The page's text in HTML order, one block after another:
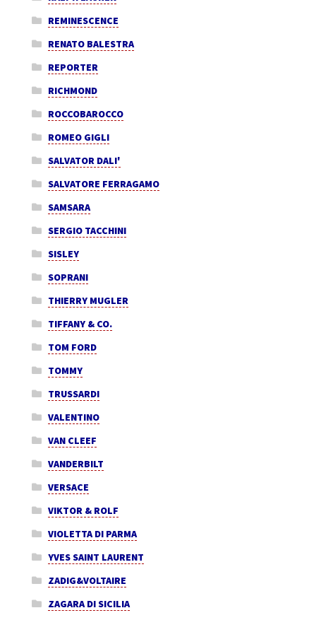
REMINESCENCE
RENATO BALESTRA
REPORTER
RICHMOND
ROCCOBAROCCO
ROMEO GIGLI
SALVATOR DALI'
SALVATORE FERRAGAMO
SAMSARA
SERGIO TACCHINI
SISLEY
SOPRANI
THIERRY MUGLER
TIFFANY & CO.
TOM FORD
TOMMY
TRUSSARDI
VALENTINO
VAN CLEEF
VANDERBILT
VERSACE
VIKTOR & ROLF
VIOLETTA DI PARMA
YVES SAINT LAURENT
ZADIG&VOLTAIRE
ZAGARA DI SICILIA